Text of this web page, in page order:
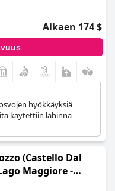
Alkaen 174 $
hyökkäyksiä
käytettiin lähinnä
(Castello Dal
Maggiore -
& Resorts)